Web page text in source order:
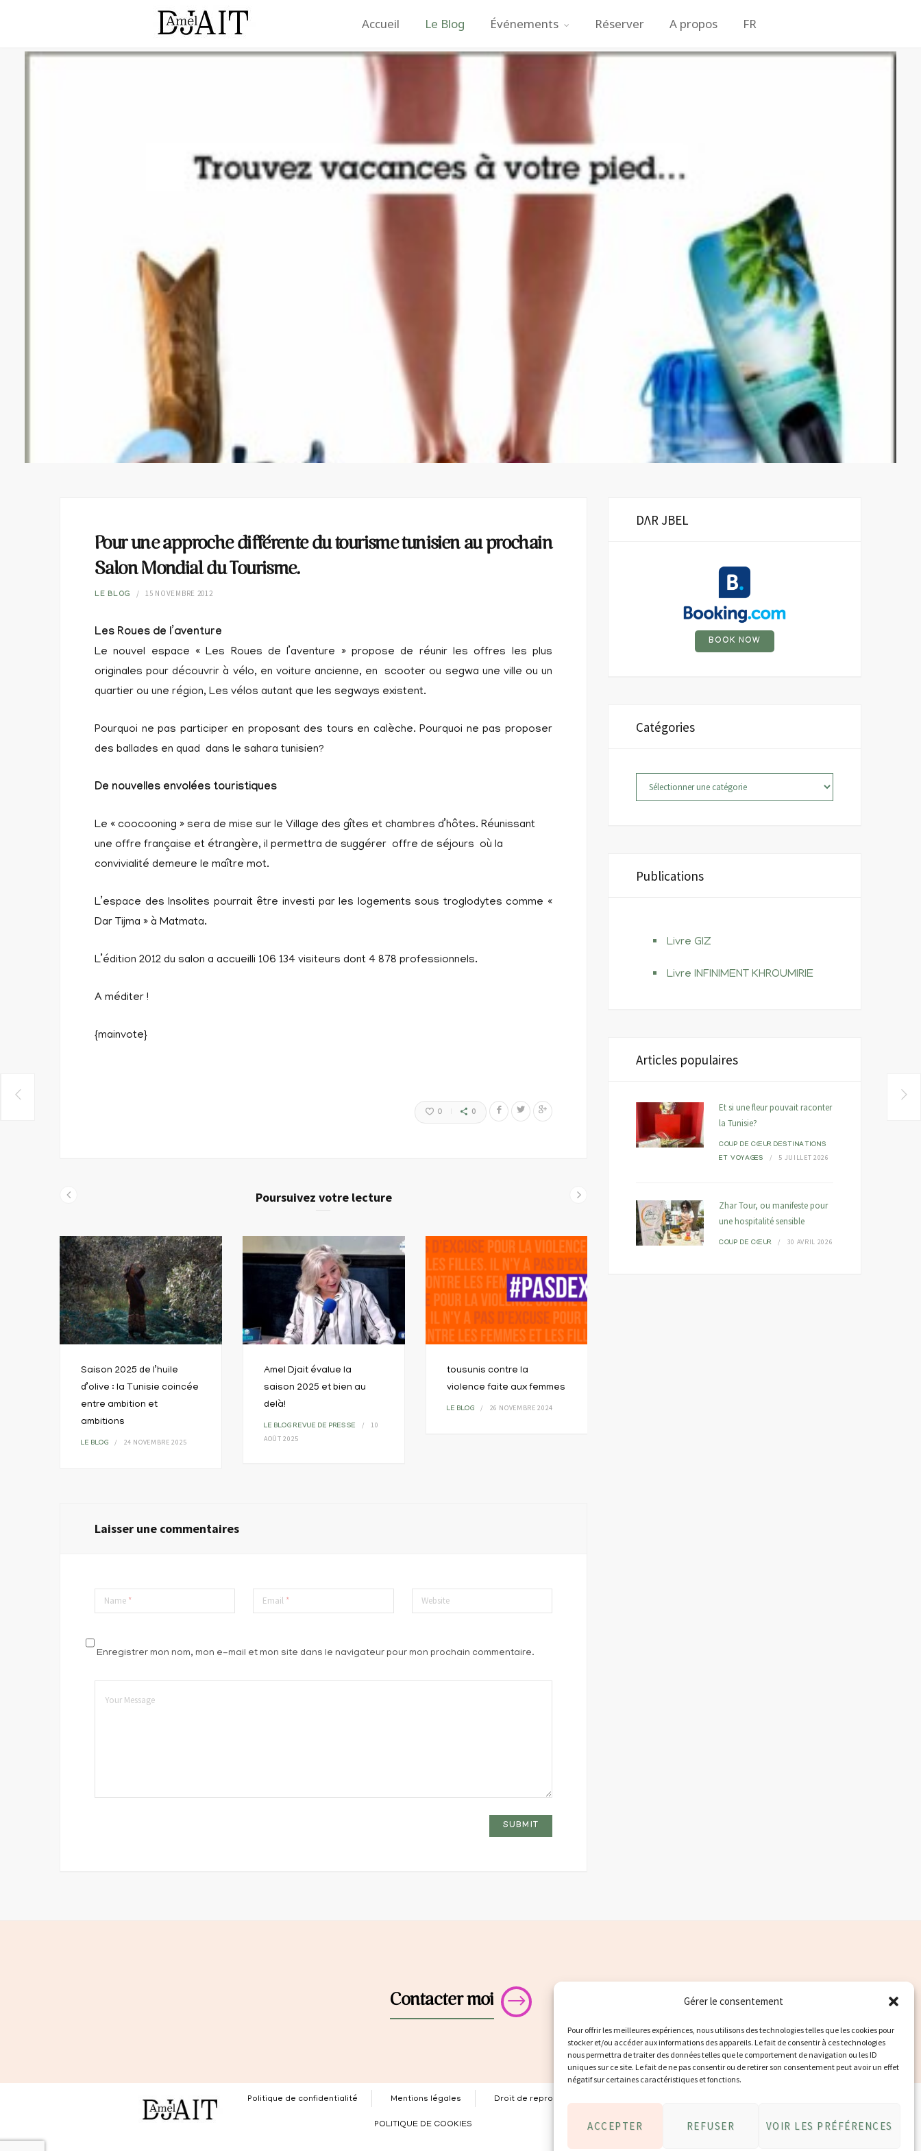
Gérer le consentement
Pour offrir les meilleures expériences, nous utilisons des technologies telles que les cookies pour
stocker et/ou accéder aux informations des appareils. Le fait de consentir à ces technologies
nous permettra de traiter des données telles que le comportement de navigation ou les ID
uniques sur ce site. Le fait de ne pas consentir ou de retirer son consentement peut avoir un effet
négatif sur certaines caractéristiques et fonctions.
ACCEPTER REFUSER VOIR LES PRÉFÉRENCES
Accueil Le Blog Événements Réserver A propos FR
Pour une approche différente du tourisme tunisien au prochain
Salon Mondial du Tourisme.
LE BLOG 15 NOVEMBRE 2012
Les Roues de l’aventure
Le nouvel espace « Les Roues de l’aventure » propose de réunir les offres les plus
originales pour découvrir à vélo, en voiture ancienne, en scooter ou segwa une ville ou un
quartier ou une région, Les vélos autant que les segways existent.
Pourquoi ne pas participer en proposant des tours en calèche. Pourquoi ne pas proposer
des ballades en quad dans le sahara tunisien?
De nouvelles envolées touristiques
Le « coocooning » sera de mise sur le Village des gîtes et chambres d’hôtes. Réunissant
une offre française et étrangère, il permettra de suggérer offre de séjours où la
convivialité demeure le maître mot.
L’espace des Insolites pourrait être investi par les logements sous troglodytes comme «
Dar Tijma » à Matmata.
L’édition 2012 du salon a accueilli 106 134 visiteurs dont 4 878 professionnels.
A méditer !
{mainvote}
0 0
Poursuivez votre lecture
Saison 2025 de l’huile
d’olive : la Tunisie coincée
entre ambition et
ambitions
LE BLOG 24 NOVEMBRE 2025
Amel Djait évalue la
saison 2025 et bien au
delà!
LE BLOG REVUE DE PRESSE
10
AOÛT 2025
tousunis contre la
violence faite aux femmes
LE BLOG 26 NOVEMBRE 2024
Laisser une commentaires
Name * Email * Website
Enregistrer mon nom, mon e-mail et mon site dans le navigateur pour mon prochain commentaire.
DΛR JBEL
BOOK NOW
Catégories
Catégories
Publications
Livre GIZ
Livre INFINIMENT KHROUMIRIE
Articles populaires
Et si une fleur pouvait raconter
la Tunisie?
COUP DE CŒUR DESTINATIONS
ET VOYAGES
5 JUILLET 2026
Zhar Tour, ou manifeste pour
une hospitalité sensible
COUP DE CŒUR 30 AVRIL 2026
Contacter moi
Politique de confidentialité Mentions légales Droit de reproduction
POLITIQUE DE COOKIES